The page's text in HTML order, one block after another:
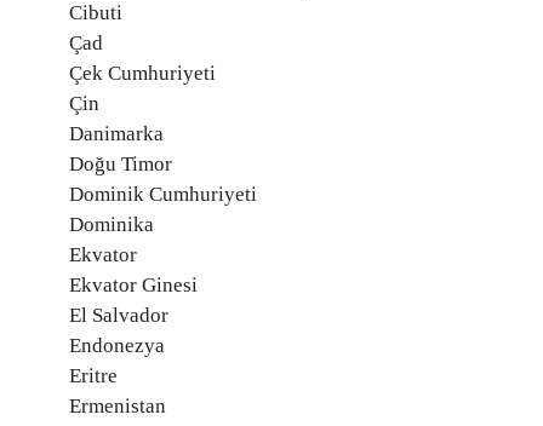
Cibuti
Çad
Çek Cumhuriyeti
Çin
Danimarka
Doğu Timor
Dominik Cumhuriyeti
Dominika
Ekvator
Ekvator Ginesi
El Salvador
Endonezya
Eritre
Ermenistan